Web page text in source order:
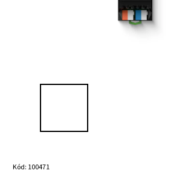
Kód: 100471